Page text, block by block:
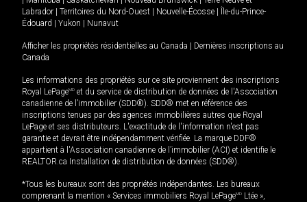
Labrador
Territoires du Nord-Ouest Nouvelle-Écosse
Île-du-Prince-
Édouard
Yukon Nunavut
Afficher les propriétés résidentielles au Canada
Dernières inscriptions au
Canada
Les informations des propriétés sur ce site proviennent des inscriptions
Royal LePageMD et du service de distribution de données de l'Association
canadienne de l’immobilier (SDD®). SDD® met en référence des
inscriptions tenues par des agences immobilières autres que Royal
LePage et ses distributeurs. L'exactitude de l'information n'est pas
garantie et devrait être indépendamment vérifiée. La marque DDF®
appartient à l'Association canadienne de l’immobilier (ACI) et identifie le
REALTOR.ca Installation de distribution de données (SDD®).
*Tous les bureaux sont des propriétés indépendantes. Les bureaux
comprenant la mention « Services immobiliers Royal LePageMD Ltée »,